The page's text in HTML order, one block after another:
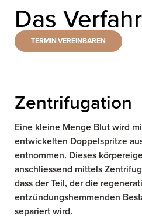
Das
TERMIN VEREINBAREN
Zentrifugation
Eine kleine Menge Blut wird
entwickelten Doppelspritze
entnommen. Dieses
anschliessend mittels
dass der Teil, der die
entzündungshemmenden
separiert wird.